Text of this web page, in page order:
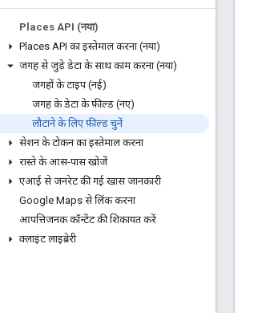
Places API (नया)
Places API का इस्तेमाल करना (नया)
जगह से जुड़े डेटा के साथ काम करना (नया)
जगहों के टाइप (नई)
जगह के डेटा के फ़ील्ड (नए)
लौटाने के लिए फ़ील्ड चुनें
सेशन के टोकन का इस्तेमाल करना
रास्ते के आस-पास खोजें
एआई से जनरेट की गई खास जानकारी
Google Maps से लिंक करना
आपत्तिजनक कॉन्टेंट की शिकायत करें
क्लाइंट लाइब्रेरी